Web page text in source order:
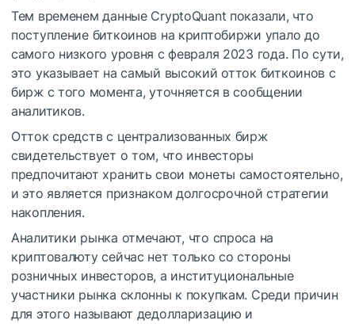
Тем временем данные CryptoQuant показали, что
поступление биткоинов на криптобиржи упало до
самого низкого уровня с февраля 2023 года. По сути,
это указывает на самый высокий отток биткоинов с
бирж с того момента, уточняется в сообщении
аналитиков.
Отток средств с централизованных бирж
свидетельствует о том, что инвесторы
предпочитают хранить свои монеты самостоятельно,
и это является признаком долгосрочной стратегии
накопления.
Аналитики рынка отмечают, что спроса на
криптовалюту сейчас нет только со стороны
розничных инвесторов, а институциональные
участники рынка склонны к покупкам. Среди причин
для этого называют дедолларизацию и